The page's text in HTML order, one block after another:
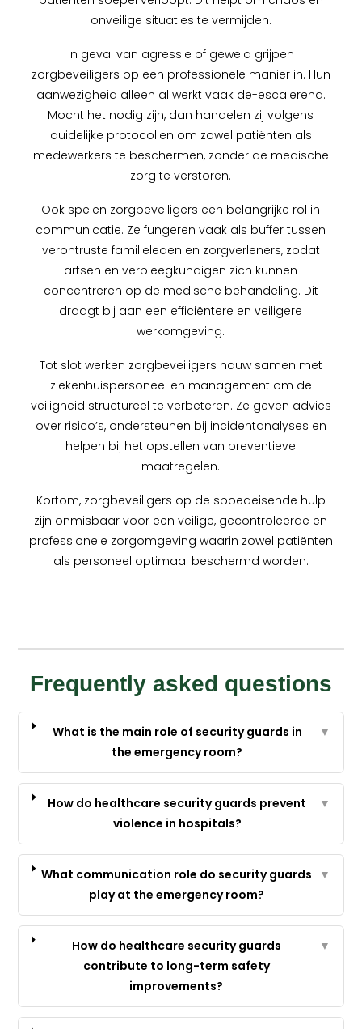
onveilige situaties te vermijden.
In geval van agressie of geweld grijpen
zorgbeveiligers op een professionele manier in. Hun
aanwezigheid alleen al werkt vaak de-escalerend.
Mocht het nodig zijn, dan handelen zij volgens
duidelijke protocollen om zowel patiënten als
medewerkers te beschermen, zonder de medische
zorg te verstoren.
Ook spelen zorgbeveiligers een belangrijke rol in
communicatie. Ze fungeren vaak als buffer tussen
verontruste familieleden en zorgverleners, zodat
artsen en verpleegkundigen zich kunnen
concentreren op de medische behandeling. Dit
draagt bij aan een efficiëntere en veiligere
werkomgeving.
Tot slot werken zorgbeveiligers nauw samen met
ziekenhuispersoneel en management om de
veiligheid structureel te verbeteren. Ze geven advies
over risico’s, ondersteunen bij incidentanalyses en
helpen bij het opstellen van preventieve
maatregelen.
Kortom, zorgbeveiligers op de spoedeisende hulp
zijn onmisbaar voor een veilige, gecontroleerde en
professionele zorgomgeving waarin zowel patiënten
als personeel optimaal beschermd worden.
Frequently asked questions
What is the main role of security guards in
the emergency room?
▼
How do healthcare security guards prevent
violence in hospitals?
▼
What communication role do security guards
play at the emergency room?
▼
How do healthcare security guards
contribute to long-term safety
improvements?
▼